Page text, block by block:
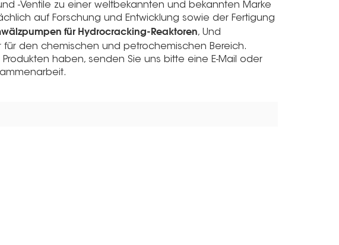
-Ventile zu einer weltbekannten und bekannten Marke
auf Forschung und Entwicklung sowie der Fertigung
für Hydrocracking-Reaktoren, Und
für den chemischen und petrochemischen Bereich.
haben, senden Sie uns bitte eine E-Mail oder